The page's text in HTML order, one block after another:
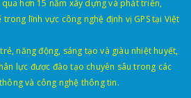
hơn 15 năm xây dựng và phát triển,
lĩnh vực công nghệ định vị GPS tại Việt
năng động, sáng tạo và giàu nhiệt huyết,
lực được đào tạo chuyên sâu trong các
và công nghệ thông tin.